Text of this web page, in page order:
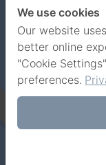
ศูนย์กายภาพบำบัด
198/2 ถนนสมเด็
แขวงบางยี่ขัน เขตบ
Phone : 0-63-520-
Facebook YouTube
© Faculty of
We use cookies
Our website
better online
"Cookie
preferences.